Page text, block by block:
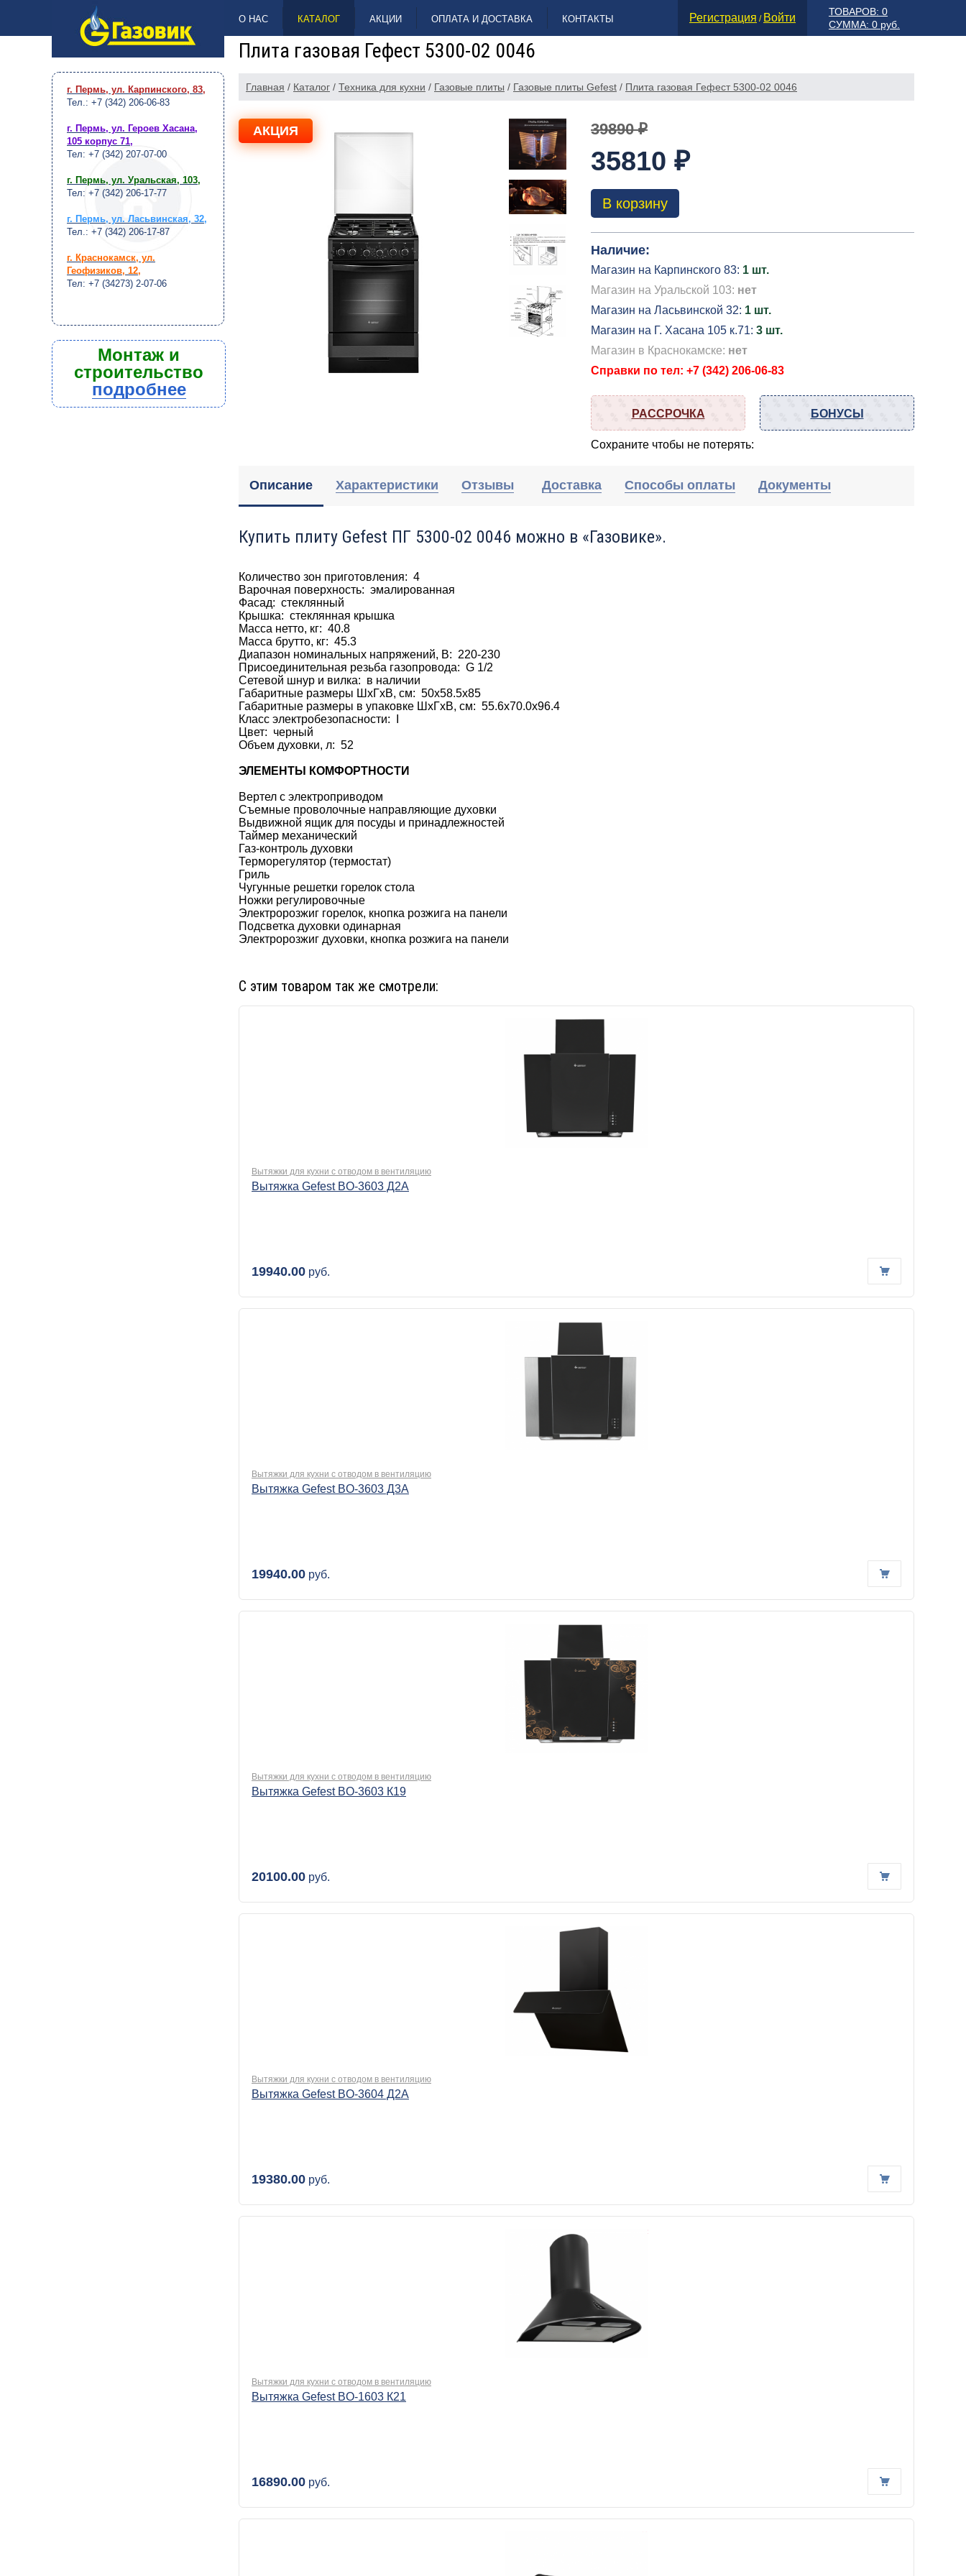
НАВЕРХ
О НАС КАТАЛОГ АКЦИИ ОПЛАТА И ДОСТАВКА КОНТАКТЫ
ТОВАРОВ: 0
СУММА: 0 руб.
Регистрация / Войти
Плита газовая Гефест 5300-02 0046
Главная / Каталог / Техника для кухни / Газовые плиты / Газовые плиты Gefest / Плита газовая Гефест 5300-02 0046
АКЦИЯ 39890 ₽
35810 ₽
В корзину
Наличие:
Магазин на Карпинского 83: 1 шт.
Магазин на Уральской 103: нет
Магазин на Ласьвинской 32: 1 шт.
Магазин на Г. Хасана 105 к.71: 3 шт.
Магазин в Краснокамске: нет
Справки по тел: +7 (342) 206-06-83
РАССРОЧКА БОНУСЫ
Сохраните чтобы не потерять:
Описание Характеристики Отзывы Доставка Способы оплаты Документы
Купить плиту Gefest ПГ 5300-02 0046 можно в «Газовике».
Количество зон приготовления: 4
Варочная поверхность: эмалированная
Фасад: стеклянный
Крышка: стеклянная крышка
Масса нетто, кг: 40.8
Масса брутто, кг: 45.3
Диапазон номинальных напряжений, В: 220-230
Присоединительная резьба газопровода: G 1/2
Сетевой шнур и вилка: в наличии
Габаритные размеры ШхГхВ, см: 50x58.5x85
Габаритные размеры в упаковке ШхГхВ, см: 55.6x70.0x96.4
Класс электробезопасности: I
Цвет: черный
Объем духовки, л: 52
ЭЛЕМЕНТЫ КОМФОРТНОСТИ
Вертел с электроприводом
Съемные проволочные направляющие духовки
Выдвижной ящик для посуды и принадлежностей
Таймер механический
Газ-контроль духовки
Терморегулятор (термостат)
Гриль
Чугунные решетки горелок стола
Ножки регулировочные
Электророзжиг горелок, кнопка розжига на панели
Подсветка духовки одинарная
Электророзжиг духовки, кнопка розжига на панели
С этим товаром так же смотрели:
Вытяжки для кухни с отводом в вентиляцию
Вытяжка Gefest BO-3603 Д2А
19940.00 руб.
Вытяжки для кухни с отводом в вентиляцию
Вытяжка Gefest BO-3603 Д3А
19940.00 руб.
Вытяжки для кухни с отводом в вентиляцию
Вытяжка Gefest BO-3603 К19
20100.00 руб.
Вытяжки для кухни с отводом в вентиляцию
Вытяжка Gefest BO-3604 Д2А
19380.00 руб.
Вытяжки для кухни с отводом в вентиляцию
Вытяжка Gefest BO-1603 К21
16890.00 руб.
г. Пермь, ул. Карпинского, 83,
Тел.: +7 (342) 206-06-83
г. Пермь, ул. Героев Хасана,
105 корпус 71,
Тел: +7 (342) 207-07-00
г. Пермь, ул. Уральская, 103,
Тел: +7 (342) 206-17-77
г. Пермь, ул. Ласьвинская, 32,
Тел.: +7 (342) 206-17-87
г. Краснокамск, ул.
Геофизиков, 12,
Тел: +7 (34273) 2-07-06
Монтаж и
строительство
подробнее